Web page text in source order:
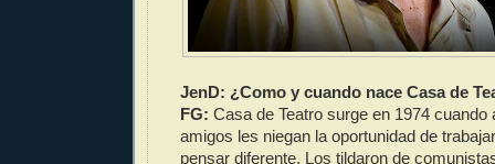
JenD: ¿Como y cuando nace Casa de
FG: Casa de Teatro surge en 1974 cuando
amigos les niegan la oportunidad de
pensar diferente. Los tildaron de